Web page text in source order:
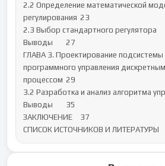
2.2 Определение математической
регулирования	23
2.3 Выбор стандартного регулятора	25
Выводы	27
ГЛАВА 3. Проектирование подсистемы
программного управления
процессом	29
3.2 Разработка и анализ алгоритма
Выводы	35
ЗАКЛЮЧЕНИЕ	37